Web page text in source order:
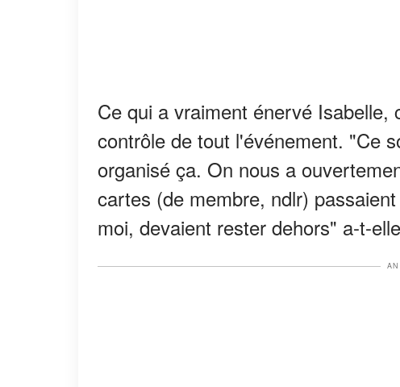
Ce qui a vraiment énervé
contrôle de tout l'événement. "Ce
organisé ça. On nous a
cartes (de membre, ndlr)
moi, devaient rester dehors" a-t-